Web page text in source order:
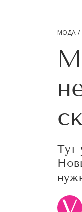
МОДА
Тут